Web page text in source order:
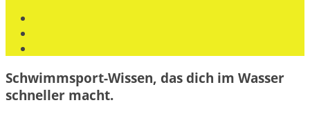
Schwimmsport-Wissen, das dich im Wasser
schneller macht.